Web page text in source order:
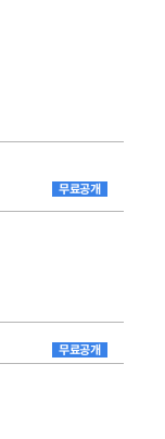
무료공개
무료공개